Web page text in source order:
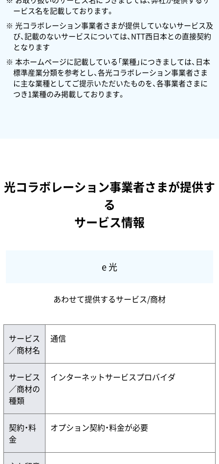
ービス名を記載しております。
光コラボレーション事業者さまが提供していないサービス及
び、記載のないサービスについては、NTT西日本との直接契約
となります
本ホームページに記載している「業種」につきましては、日本
標準産業分類を参考とし、各光コラボレーション事業者さま
に主な業種としてご提示いただいたものを、各事業者さまに
つき1業種のみ掲載しております。
光コラボレーション事業者さまが提供す
る
サービス情報
e 光
あわせて提供するサービス/商材
サービス
／商材名
通信
サービス
／商材の
種類
インターネットサービスプロバイダ
契約・料
金
オプション契約・料金が必要